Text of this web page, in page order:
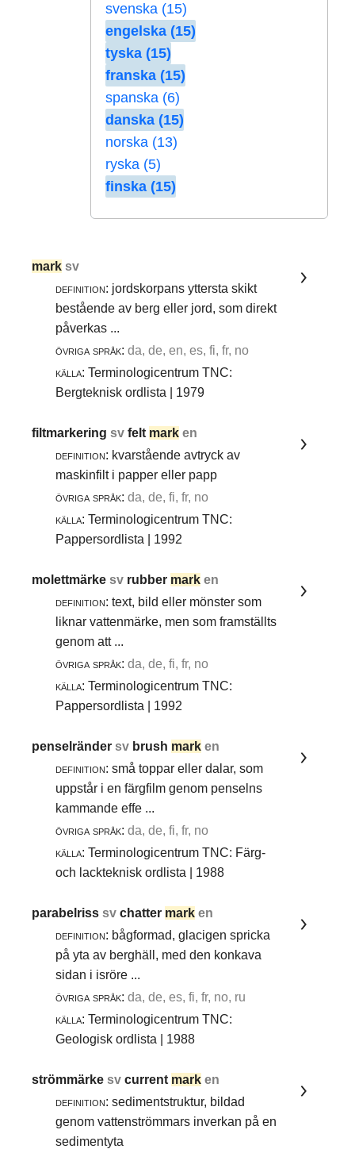
svenska (15)
engelska (15)
tyska (15)
franska (15)
spanska (6)
danska (15)
norska (13)
ryska (5)
finska (15)
mark sv
definition: jordskorpans yttersta skikt
bestående av berg eller jord, som direkt
påverkas ...
övriga språk: da, de, en, es, fi, fr, no
källa: Terminologicentrum TNC:
Bergteknisk ordlista | 1979
filtmarkeringsvfelt mark en
definition: kvarstående avtryck av
maskinfilt i papper eller papp
övriga språk: da, de, fi, fr, no
källa: Terminologicentrum TNC:
Pappersordlista | 1992
molettmärkesv rubber mark en
definition: text, bild eller mönster som
liknar vattenmärke, men som framställts
genom att ...
övriga språk: da, de, fi, fr, no
källa: Terminologicentrum TNC:
Pappersordlista | 1992
penselrändersv brush mark en
definition: små toppar eller dalar, som
uppstår i en färgfilm genom penselns
kammande effe ...
övriga språk: da, de, fi, fr, no
källa: Terminologicentrum TNC: Färg-
och lackteknisk ordlista | 1988
parabelrisssvchatter mark en
definition: bågformad, glacigen spricka
på yta av berghäll, med den konkava
sidan i isröre ...
övriga språk: da, de, es, fi, fr, no, ru
källa: Terminologicentrum TNC:
Geologisk ordlista | 1988
strömmärkesvcurrent mark en
definition: sedimentstruktur, bildad
genom vattenströmmars inverkan på en
sedimentyta